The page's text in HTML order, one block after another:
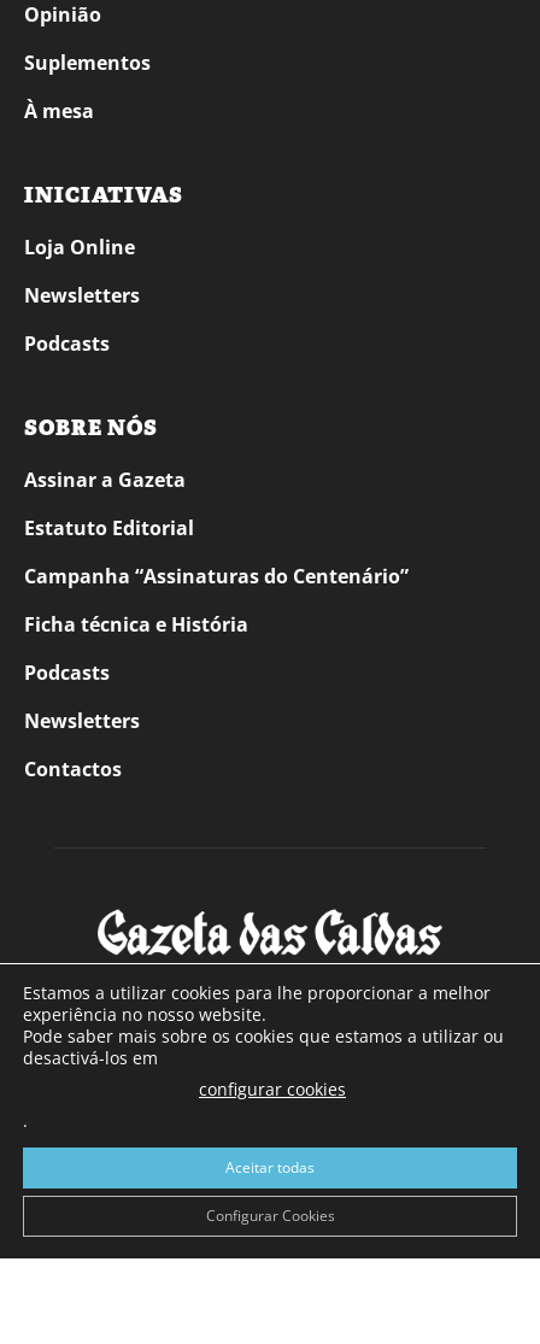
Opinião
Suplementos
À mesa
INICIATIVAS
Loja Online
Newsletters
Podcasts
SOBRE NÓS
Assinar a Gazeta
Estatuto Editorial
Campanha “Assinaturas do Centenário”
Ficha técnica e História
Podcasts
Newsletters
Contactos
SOBRE NÓS
Com sede nas Caldas da Rainha e mais de 90 anos de
a sul de distrito de Leiria, com mais de 40.000 leitores por
toda a região Oeste. Jornal com distribuição em Portugal
Continental e assinatura online.
Estamos a utilizar cookies para lhe proporcionar a melhor
experiência no nosso website.
Pode saber mais sobre os cookies que estamos a utilizar ou
desactivá-los em
configurar cookies
.
Aceitar todas
Configurar Cookies